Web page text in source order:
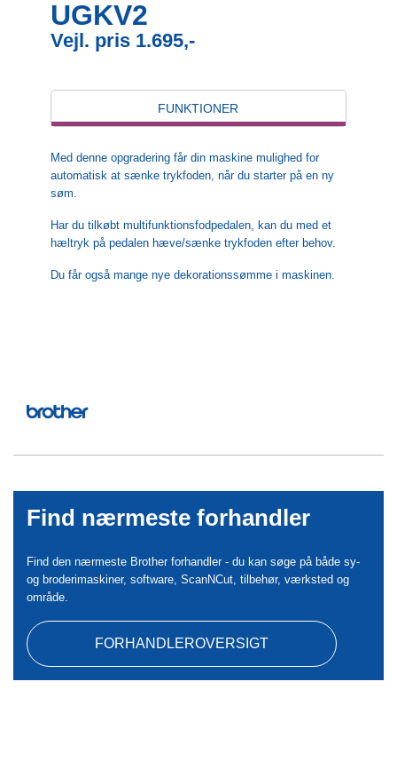
UGKV2
Vejl. pris 1.695,-
FUNKTIONER
Med denne opgradering får din maskine mulighed for
automatisk at sænke trykfoden, når du starter på en ny
søm.
Har du tilkøbt multifunktionsfodpedalen, kan du med et
hæltryk på pedalen hæve/sænke trykfoden efter behov.
Du får også mange nye dekorationssømme i maskinen.
Find nærmeste forhandler
Find den nærmeste Brother forhandler - du kan søge på både sy-
og broderimaskiner, software, ScanNCut, tilbehør, værksted og
område.
FORHANDLEROVERSIGT